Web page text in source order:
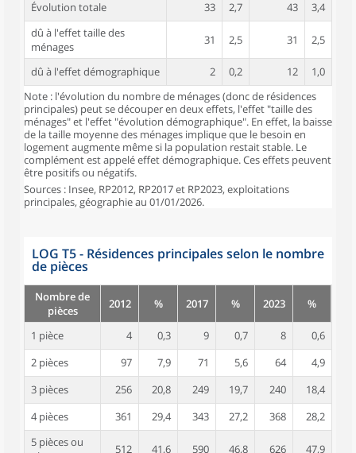
Évolution totale 33 2,7 43
3,4
dû à l'effet taille des
ménages
31 2,5 31 2,5
dû à l'effet démographique 2 0,2 12
1,0
Note : l'évolution du nombre de ménages (donc de résidences
principales) peut se découper en deux effets, l'effet "taille des
ménages" et l'effet "évolution démographique". En effet, la baisse
de la taille moyenne des ménages implique que le besoin en
logement augmente même si la population restait stable. Le
complément est appelé effet démographique. Ces effets peuvent
être positifs ou négatifs.
Sources : Insee, RP2012, RP2017 et RP2023, exploitations
principales, géographie au 01/01/2026.
LOG T5 - Résidences principales selon le nombre
de pièces
Nombre de
pièces
2012 % 2017 % 2023 %
1 pièce 4 0,3 9 0,7 8
0,6
2 pièces
97 7,9 71 5,6 64
4,9
3 pièces
256 20,8 249 19,7 240
18,4
4 pièces
361 29,4 343 27,2 368
28,2
5 pièces ou
512 41,6 590 46,8 626 47,9